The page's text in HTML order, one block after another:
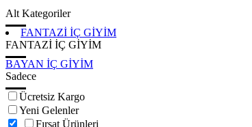
Alt Kategoriler
FANTAZİ İÇ GİYİM
FANTAZİ İÇ GİYİM
BAYAN İÇ GİYİM
Sadece
Ücretsiz Kargo
Yeni Gelenler
Fırsat Ürünleri